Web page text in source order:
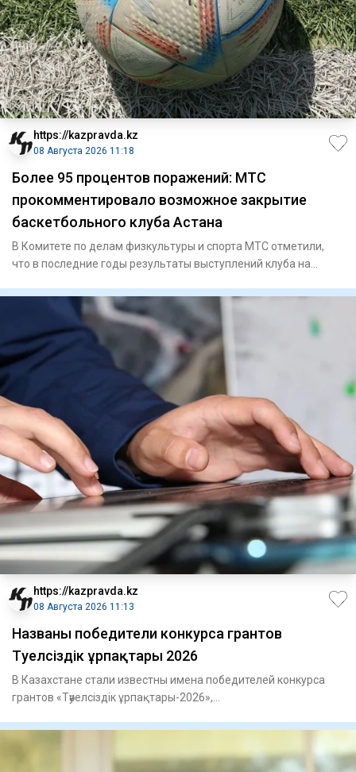
https://kazpravda.kz
08 Августа 2026 11:18
Более 95 процентов поражений: МТС
прокомментировало возможное закрытие
баскетбольного клуба Астана
В Комитете по делам физкультуры и спорта МТС отметили,
что в последние годы результаты выступлений клуба на
https://kazpravda.kz
08 Августа 2026 11:13
Названы победители конкурса грантов
Тәуелсіздік ұрпақтары 2026
В Казахстане стали известны имена победителей конкурса
грантов «Тәуелсіздік ұрпақтары-2026»,